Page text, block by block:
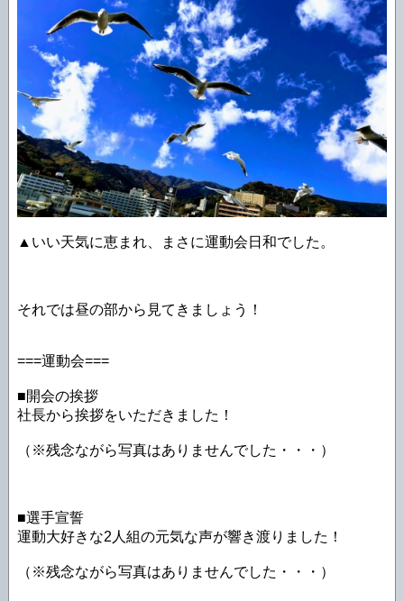
▲いい天気に恵まれ、まさに運動会日和でした。
それでは昼の部から見てきましょう！
===運動会===
■開会の挨拶
社長から挨拶をいただきました！
（※残念ながら写真はありませんでした・・・）
■選手宣誓
運動大好きな2人組の元気な声が響き渡りました！
（※残念ながら写真はありませんでした・・・）